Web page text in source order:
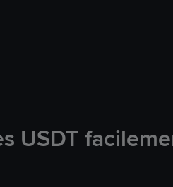
USDT